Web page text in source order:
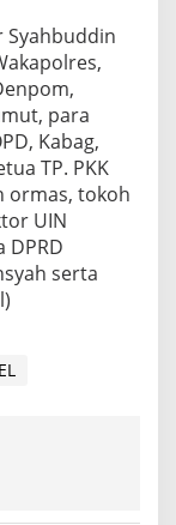
Syahbuddin
para
Kabag,
TP. PKK
ormas, tokoh
UIN
DPRD
serta